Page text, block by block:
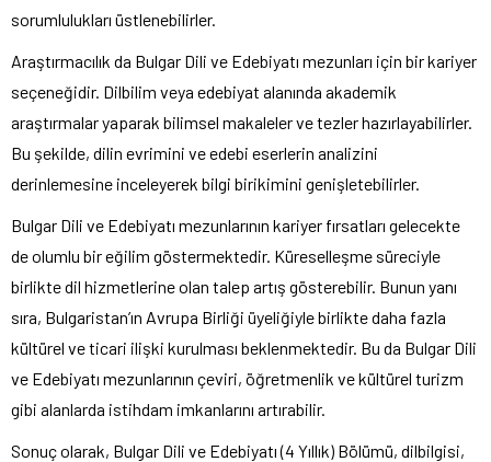
sorumlulukları üstlenebilirler.
Araştırmacılık da Bulgar Dili ve Edebiyatı mezunları için bir kariyer
seçeneğidir. Dilbilim veya edebiyat alanında akademik
araştırmalar yaparak bilimsel makaleler ve tezler hazırlayabilirler.
Bu şekilde, dilin evrimini ve edebi eserlerin analizini
derinlemesine inceleyerek bilgi birikimini genişletebilirler.
Bulgar Dili ve Edebiyatı mezunlarının kariyer fırsatları gelecekte
de olumlu bir eğilim göstermektedir. Küreselleşme süreciyle
birlikte dil hizmetlerine olan talep artış gösterebilir. Bunun yanı
sıra, Bulgaristan’ın Avrupa Birliği üyeliğiyle birlikte daha fazla
kültürel ve ticari ilişki kurulması beklenmektedir. Bu da Bulgar Dili
ve Edebiyatı mezunlarının çeviri, öğretmenlik ve kültürel turizm
gibi alanlarda istihdam imkanlarını artırabilir.
Sonuç olarak, Bulgar Dili ve Edebiyatı (4 Yıllık) Bölümü, dilbilgisi,